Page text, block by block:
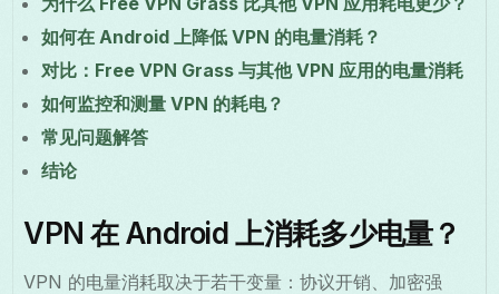
如何在 Android 上降低 VPN 的电量消耗？
对比：Free VPN Grass 与其他 VPN 应用的电量消耗
如何监控和测量 VPN 的耗电？
常见问题解答
结论
VPN 在 Android 上消耗多少电量？
VPN 的电量消耗取决于若干变量：协议开销、加密强